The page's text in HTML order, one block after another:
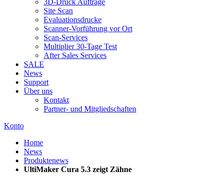
3D-Druck Aufträge
Site Scan
Evaluationsdrucke
Scanner-Vorführung vor Ort
Scan-Services
Multiplier 30-Tage Test
After Sales Services
SALE
News
Support
Über uns
Kontakt
Partner- und Mitgliedschaften
Konto
Home
News
Produktenews
UltiMaker Cura 5.3 zeigt Zähne